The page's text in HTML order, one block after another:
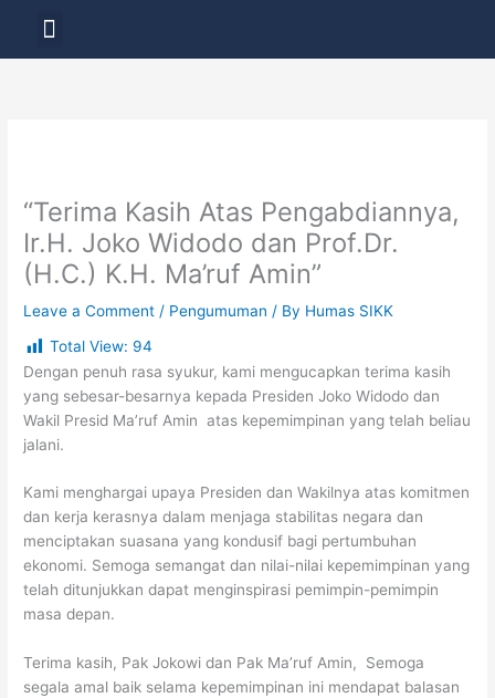
content
Menu
“Terima Kasih Atas Pengabdiannya,
Ir.H. Joko Widodo dan Prof.Dr.
(H.C.) K.H. Ma’ruf Amin”
Leave a Comment / Pengumuman / By Humas SIKK
Total View: 94
Dengan penuh rasa syukur, kami mengucapkan terima kasih
yang sebesar-besarnya kepada Presiden Joko Widodo dan
Wakil Presid Ma’ruf Amin atas kepemimpinan yang telah beliau
jalani.
Kami menghargai upaya Presiden dan Wakilnya atas komitmen
dan kerja kerasnya dalam menjaga stabilitas negara dan
menciptakan suasana yang kondusif bagi pertumbuhan
ekonomi. Semoga semangat dan nilai-nilai kepemimpinan yang
telah ditunjukkan dapat menginspirasi pemimpin-pemimpin
masa depan.
Terima kasih, Pak Jokowi dan Pak Ma’ruf Amin, Semoga
segala amal baik selama kepemimpinan ini mendapat balasan